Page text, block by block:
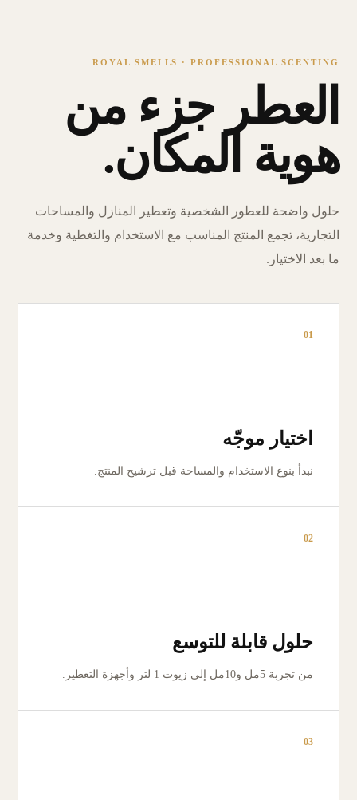
ROYAL SMELLS · PROFESSIONAL SCENTING
العطر جزء من
هوية المكان.
حلول واضحة للعطور الشخصية وتعطير المنازل والمساحات
التجارية، تجمع المنتج المناسب مع الاستخدام والتغطية وخدمة
ما بعد الاختيار.
01
اختيار موجّه
نبدأ بنوع الاستخدام والمساحة قبل ترشيح المنتج.
02
حلول قابلة للتوسع
من تجربة 5مل و10مل إلى زيوت 1 لتر وأجهزة التعطير.
03